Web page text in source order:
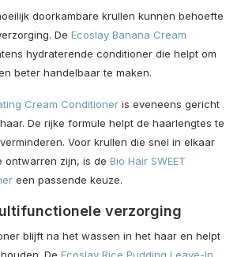
doorkambare krullen kunnen behoefte
De Ecoslay Banana Cream
hydraterende conditioner die helpt om
beter handelbaar te maken.
Cream Conditioner is eveneens gericht
De rijke formule helpt de haarlengtes te
Voor krullen die snel in elkaar
ontwarren zijn, is de Bio Hair SWEET
een passende keuze.
verzorging
blijft na het wassen in het haar en helpt